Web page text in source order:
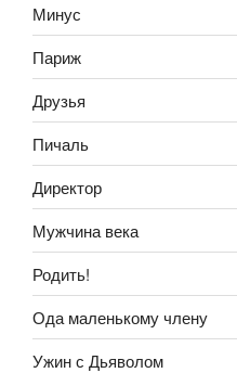
Минус
Париж
Друзья
Пичаль
Директор
Мужчина века
Родить!
Ода маленькому члену
Ужин с Дьяволом